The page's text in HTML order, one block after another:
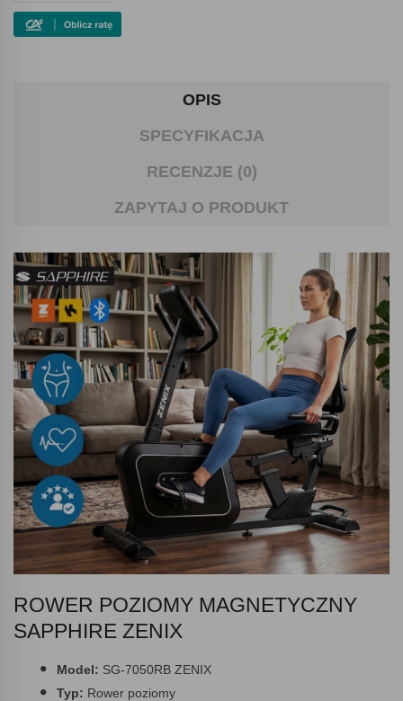
OPIS
SPECYFIKACJA
RECENZJE (0)
ZAPYTAJ O PRODUKT
ROWER POZIOMY MAGNETYCZNY
SAPPHIRE ZENIX
Model: SG-7050RB ZENIX
Typ: Rower poziomy